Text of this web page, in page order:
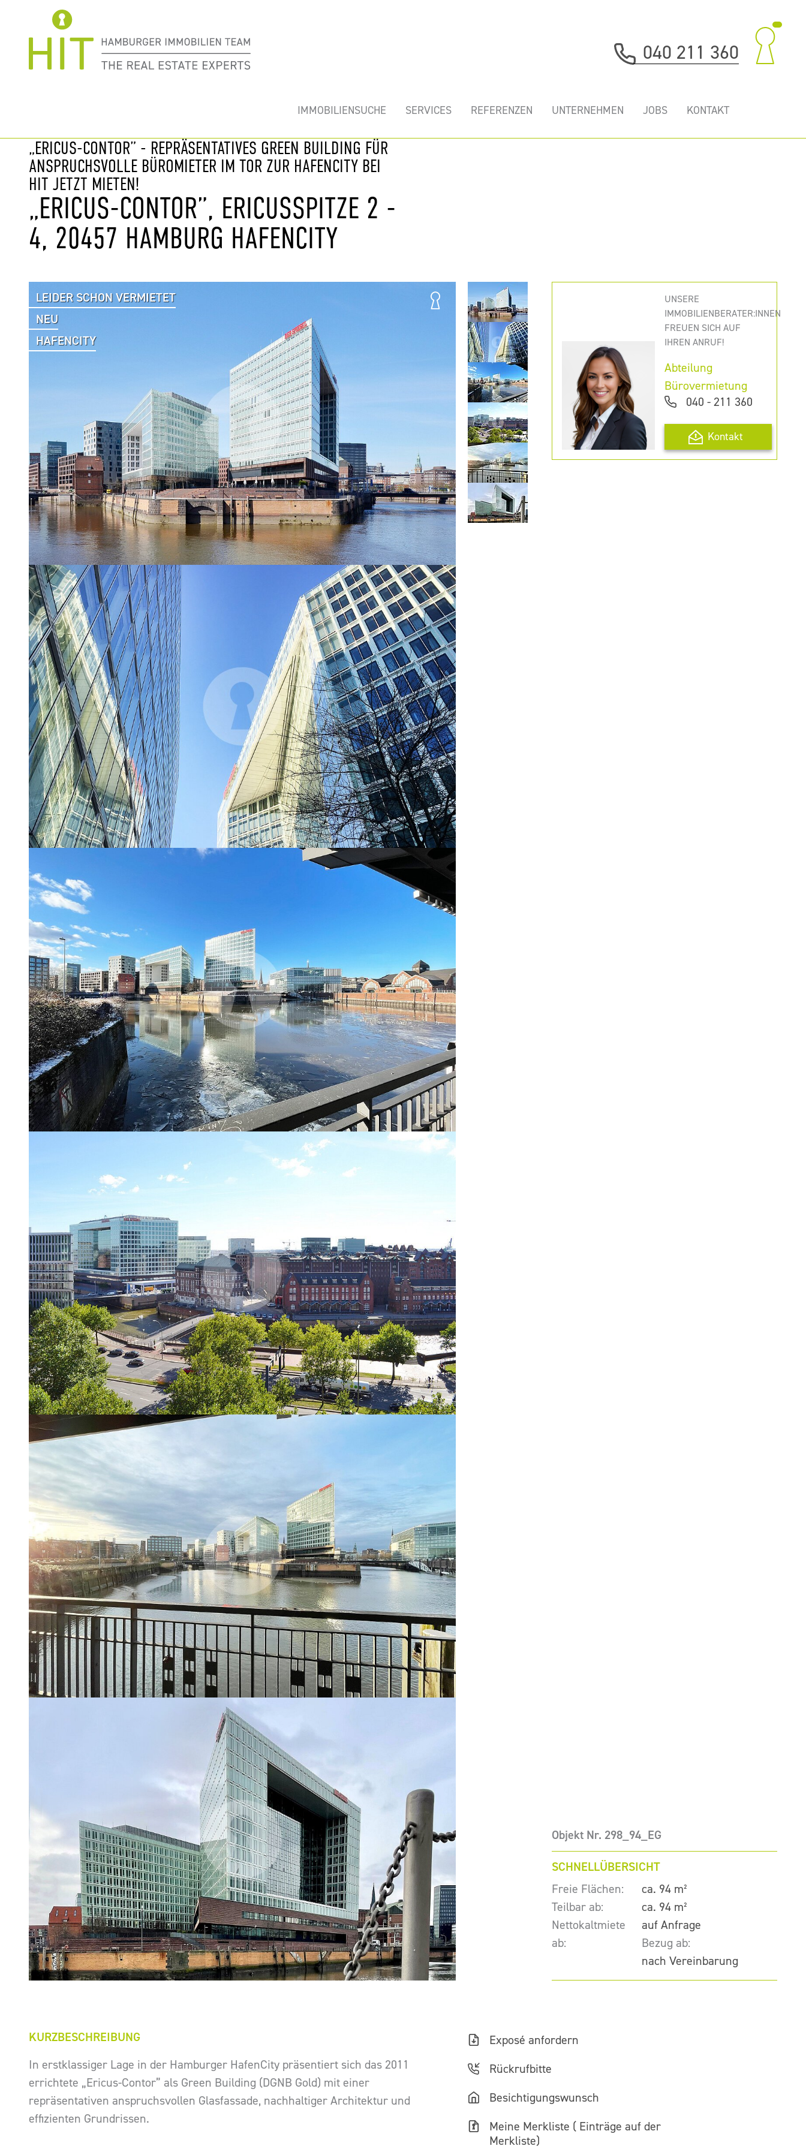
040 211 360
IMMOBILIENSUCHE SERVICES REFERENZEN UNTERNEHMEN JOBS KONTAKT
„ERICUS-CONTOR” - REPRÄSENTATIVES GREEN BUILDING FÜR
ANSPRUCHSVOLLE BÜROMIETER IM TOR ZUR HAFENCITY BEI
HIT JETZT MIETEN!
„ERICUS-CONTOR”, ERICUSSPITZE 2 -
4, 20457 HAMBURG HAFENCITY
LEIDER SCHON VERMIETET
NEU
HAFENCITY
UNSERE
IMMOBILIENBERATER:INNEN
FREUEN SICH AUF
IHREN ANRUF!
Abteilung
Bürovermietung
040 - 211 360
Kontakt
Objekt Nr. 298_94_EG
SCHNELLÜBERSICHT
Freie Flächen:
ca. 94 m²
Teilbar ab:
ca. 94 m²
Nettokaltmiete
ab:
auf Anfrage
Bezug ab:
nach Vereinbarung
KURZBESCHREIBUNG
In erstklassiger Lage in der Hamburger HafenCity präsentiert sich das 2011
errichtete „Ericus-Contor” als Green Building (DGNB Gold) mit einer
repräsentativen anspruchsvollen Glasfassade, nachhaltiger Architektur und
effizienten Grundrissen.
Exposé anfordern
Rückrufbitte
Besichtigungswunsch
Meine Merkliste (Einträge auf der
Merkliste)